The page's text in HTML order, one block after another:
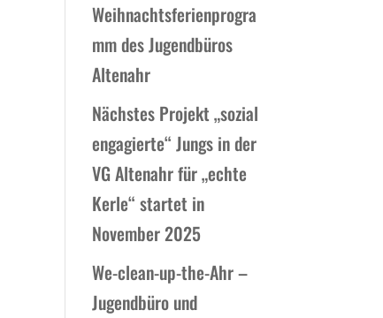
Weihnachtsferienprogra
mm des Jugendbüros
Altenahr
Nächstes Projekt „sozial
engagierte“ Jungs in der
VG Altenahr für „echte
Kerle“ startet in
November 2025
We-clean-up-the-Ahr –
Jugendbüro und